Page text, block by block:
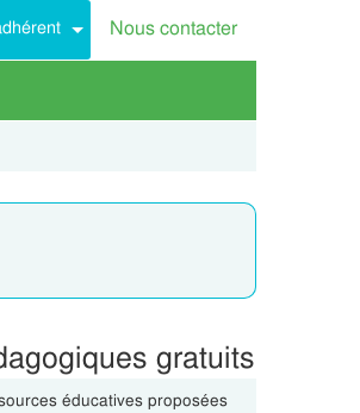
Nous contacter
gratuits
éducatives proposées